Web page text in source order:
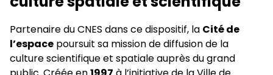
Partenaire du CNES dans ce dispositif, la Cité de
l’espace poursuit sa mission de diffusion de la
culture scientifique et spatiale auprès du grand